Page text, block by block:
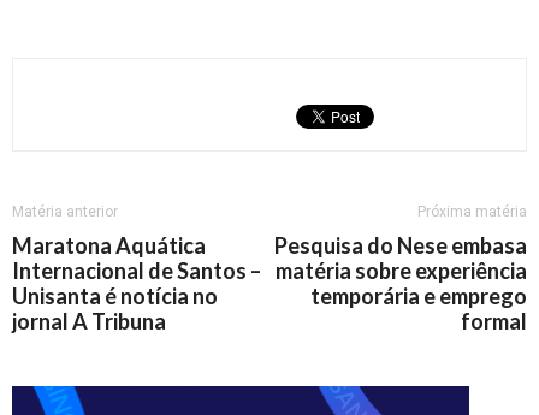
Matéria anterior
Maratona Aquática
Internacional de Santos –
Unisanta é notícia no
jornal A Tribuna
Próxima matéria
Pesquisa do Nese embasa
matéria sobre experiência
temporária e emprego
formal